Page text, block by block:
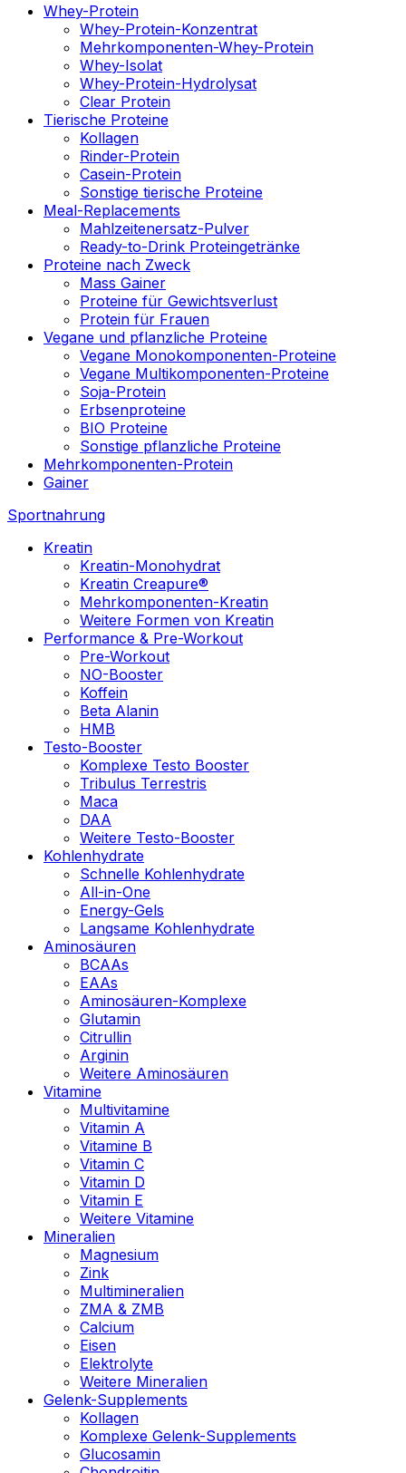
Whey-Protein
Whey-Protein-Konzentrat
Mehrkomponenten-Whey-Protein
Whey-Isolat
Whey-Protein-Hydrolysat
Clear Protein
Tierische Proteine
Kollagen
Rinder-Protein
Casein-Protein
Sonstige tierische Proteine
Meal-Replacements
Mahlzeitenersatz-Pulver
Ready-to-Drink Proteingetränke
Proteine nach Zweck
Mass Gainer
Proteine für Gewichtsverlust
Protein für Frauen
Vegane und pflanzliche Proteine
Vegane Monokomponenten-Proteine
Vegane Multikomponenten-Proteine
Soja-Protein
Erbsenproteine
BIO Proteine
Sonstige pflanzliche Proteine
Mehrkomponenten-Protein
Gainer
Sportnahrung
Kreatin
Kreatin-Monohydrat
Kreatin Creapure®
Mehrkomponenten-Kreatin
Weitere Formen von Kreatin
Performance & Pre-Workout
Pre-Workout
NO-Booster
Koffein
Beta Alanin
HMB
Testo-Booster
Komplexe Testo Booster
Tribulus Terrestris
Maca
DAA
Weitere Testo-Booster
Kohlenhydrate
Schnelle Kohlenhydrate
All-in-One
Energy-Gels
Langsame Kohlenhydrate
Aminosäuren
BCAAs
EAAs
Aminosäuren-Komplexe
Glutamin
Citrullin
Arginin
Weitere Aminosäuren
Vitamine
Multivitamine
Vitamin A
Vitamine B
Vitamin C
Vitamin D
Vitamin E
Weitere Vitamine
Mineralien
Magnesium
Zink
Multimineralien
ZMA & ZMB
Calcium
Eisen
Elektrolyte
Weitere Mineralien
Gelenk-Supplements
Kollagen
Komplexe Gelenk-Supplements
Glucosamin